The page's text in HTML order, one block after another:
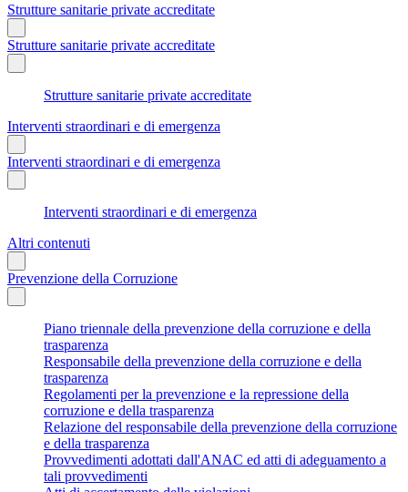
Strutture sanitarie private accreditate
Strutture sanitarie private accreditate
Strutture sanitarie private accreditate
Interventi straordinari e di emergenza
Interventi straordinari e di emergenza
Interventi straordinari e di emergenza
Altri contenuti
Prevenzione della Corruzione
Piano triennale della prevenzione della corruzione e della
trasparenza
Responsabile della prevenzione della corruzione e della
trasparenza
Regolamenti per la prevenzione e la repressione della
corruzione e della trasparenza
Relazione del responsabile della prevenzione della corruzione
e della trasparenza
Provvedimenti adottati dall'ANAC ed atti di adeguamento a
tali provvedimenti